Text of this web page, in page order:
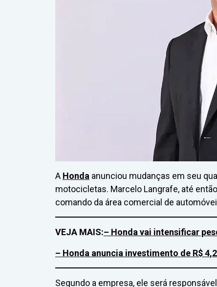
A Honda anunciou mudanças em seu
motocicletas. Marcelo Langrafe, até
comando da área comercial de
VEJA MAIS:– Honda vai intensificar
– Honda anuncia investimento de R$
Segundo a empresa, ele será